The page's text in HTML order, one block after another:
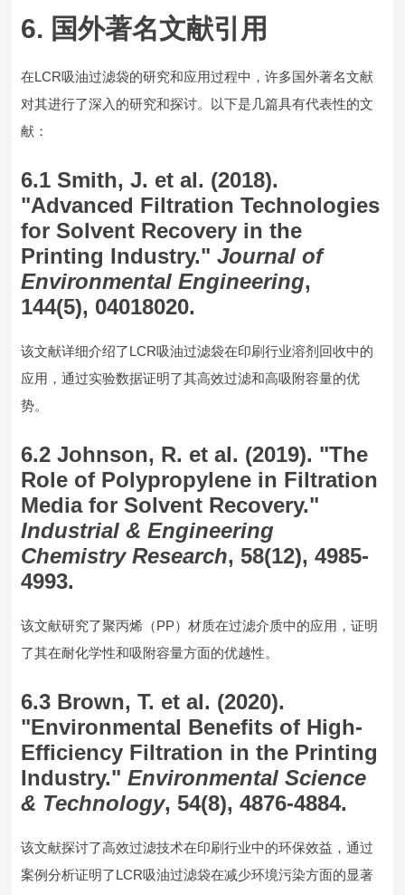
6. 国外著名文献引用
在LCR吸油过滤袋的研究和应用过程中，许多国外著名文献
对其进行了深入的研究和探讨。以下是几篇具有代表性的文
献：
6.1 Smith, J. et al. (2018).
"Advanced Filtration Technologies
for Solvent Recovery in the
Printing Industry."Journal of
Environmental Engineering,
144(5), 04018020.
该文献详细介绍了LCR吸油过滤袋在印刷行业溶剂回收中的
应用，通过实验数据证明了其高效过滤和高吸附容量的优
势。
6.2 Johnson, R. et al. (2019). "The
Role of Polypropylene in Filtration
Media for Solvent Recovery."
Industrial & Engineering
Chemistry Research, 58(12), 4985-
4993.
该文献研究了聚丙烯（PP）材质在过滤介质中的应用，证明
了其在耐化学性和吸附容量方面的优越性。
6.3 Brown, T. et al. (2020).
"Environmental Benefits of High-
Efficiency Filtration in the Printing
Industry."Environmental Science
& Technology, 54(8), 4876-4884.
该文献探讨了高效过滤技术在印刷行业中的环保效益，通过
案例分析证明了LCR吸油过滤袋在减少环境污染方面的显著